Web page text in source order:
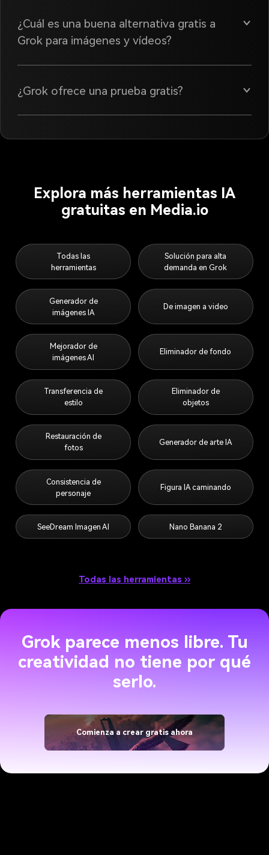
¿Cuál es una buena alternativa gratis a
Grok para imágenes y vídeos?
¿Grok ofrece una prueba gratis?
Explora más herramientas IA
gratuitas en Media.io
Todas las
herramientas
Solución para alta
demanda en Grok
Generador de
imágenes IA
De imagen a video
Mejorador de
imágenes AI
Eliminador de fondo
Transferencia de
estilo
Eliminador de
objetos
Restauración de
fotos
Generador de arte IA
Consistencia de
personaje
Figura IA caminando
SeeDream Imagen AI Nano Banana 2
Todas las herramientas ››
Grok parece menos libre. Tu
creatividad no tiene por qué
serlo.
Comienza a crear gratis ahora